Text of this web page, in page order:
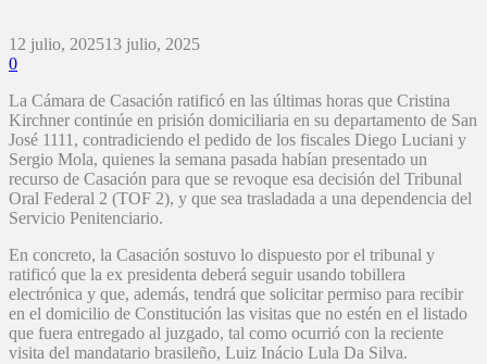
12 julio, 202513 julio, 2025
0
La Cámara de Casación ratificó en las últimas horas que Cristina
Kirchner continúe en prisión domiciliaria en su departamento de San
José 1111, contradiciendo el pedido de los fiscales Diego Luciani y
Sergio Mola, quienes la semana pasada habían presentado un
recurso de Casación para que se revoque esa decisión del Tribunal
Oral Federal 2 (TOF 2), y que sea trasladada a una dependencia del
Servicio Penitenciario.
En concreto, la Casación sostuvo lo dispuesto por el tribunal y
ratificó que la ex presidenta deberá seguir usando tobillera
electrónica y que, además, tendrá que solicitar permiso para recibir
en el domicilio de Constitución las visitas que no estén en el listado
que fuera entregado al juzgado, tal como ocurrió con la reciente
visita del mandatario brasileño, Luiz Inácio Lula Da Silva.